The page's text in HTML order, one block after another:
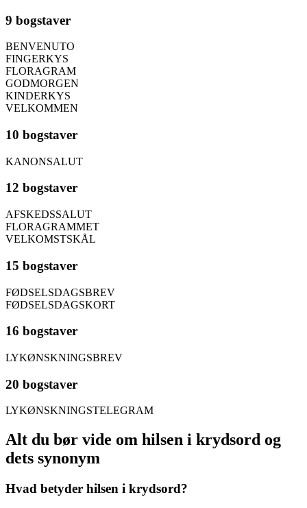
9 bogstaver
BENVENUTO
FINGERKYS
FLORAGRAM
GODMORGEN
KINDERKYS
VELKOMMEN
10 bogstaver
KANONSALUT
12 bogstaver
AFSKEDSSALUT
FLORAGRAMMET
VELKOMSTSKÅL
15 bogstaver
FØDSELSDAGSBREV
FØDSELSDAGSKORT
16 bogstaver
LYKØNSKNINGSBREV
20 bogstaver
LYKØNSKNINGSTELEGRAM
Alt du bør vide om hilsen i krydsord og
dets synonym
Hvad betyder hilsen i krydsord?